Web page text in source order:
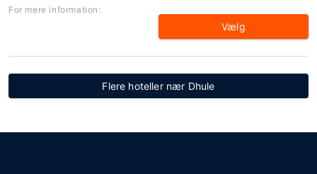
For mere information:
Vælg
Flere hoteller nær Dhule